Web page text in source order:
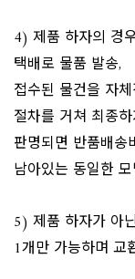
4) 제품 하자의 경
택배로 물품 발송,
접수된 물건을 자
절차를 거쳐 최종
판명되면 반품배
남아있는 동일한
5) 제품 하자가 아
1개만 가능하며 교